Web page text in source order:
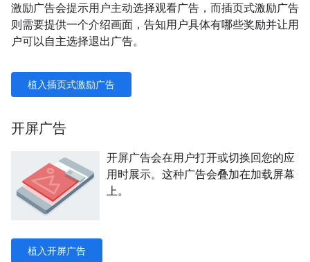
激励广告会提示用户主动选择观看广告，而插页式激励广告
则需要提供一个介绍画面，告知用户具体有哪些奖励并让用
户可以自主选择退出广告。
植入插页式激励广告
开屏广告
开屏广告会在用户打开或切换回您的应
用时展示。这种广告会叠加在加载屏幕
上。
植入开屏广告